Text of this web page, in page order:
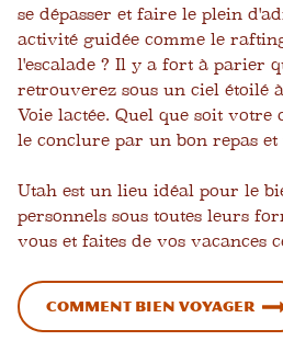
se dépasser et faire le plein
activité guidée comme le
l'escalade ? Il y a fort à parier
retrouverez sous un ciel étoilé
Voie lactée. Quel que soit votre
le conclure par un bon repas
Utah est un lieu idéal pour le
personnels sous toutes leurs
vous et faites de vos vacances
Comment bien voyager